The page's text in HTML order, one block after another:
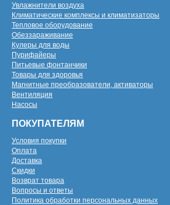
Увлажнители воздуха
Климатические комплексы и климатизаторы
Тепловое оборудование
Обеззараживание
Кулеры для воды
Пурифайеры
Питьевые фонтанчики
Товары для здоровья
Магнитные преобразователи, активаторы
Вентиляция
Насосы
ПОКУПАТЕЛЯМ
Условия покупки
Оплата
Доставка
Скидки
Возврат товара
Вопросы и ответы
Политика обработки персональных данных